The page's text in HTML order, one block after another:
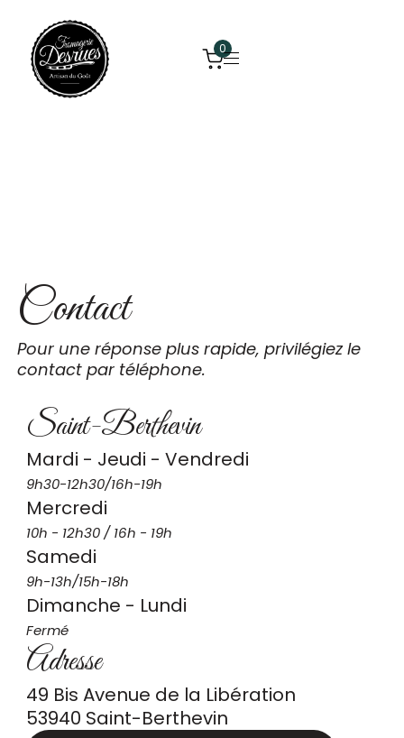
0
Contact
Pour une réponse plus rapide, privilégiez le
contact par téléphone.
Saint-Berthevin
Mardi - Jeudi - Vendredi
9h30-12h30/16h-19h
Mercredi
10h - 12h30 / 16h - 19h
Samedi
9h-13h/15h-18h
Dimanche - Lundi
Fermé
Adresse
49 Bis Avenue de la Libération
53940 Saint-Berthevin